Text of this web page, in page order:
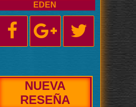
EDEN
NUEVA
BIOGRAFÍA